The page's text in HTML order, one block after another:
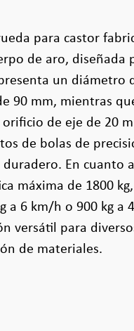
para castor
de aro, diseñada
un diámetro
90 mm, mientras
de eje de 20
de bolas de
En cuanto
máxima de 1800
a 6 km/h o 900 kg a
versátil para
de materiales.